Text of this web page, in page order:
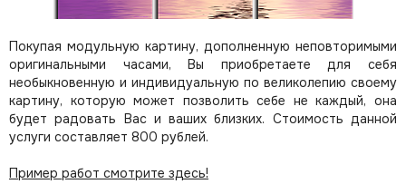
Покупая модульную картину, дополненную неповторимыми
оригинальными часами, Вы приобретаете для себя
необыкновенную и индивидуальную по великолепию своему
картину, которую может позволить себе не каждый, она
будет радовать Вас и ваших близких. Стоимость данной
услуги составляет 800 рублей.
Пример работ смотрите здесь!